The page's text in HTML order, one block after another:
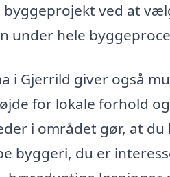
byggeprojekt ved at
under hele
i Gjerrild giver også
for lokale forhold
i området gør, at
byggeri, du er